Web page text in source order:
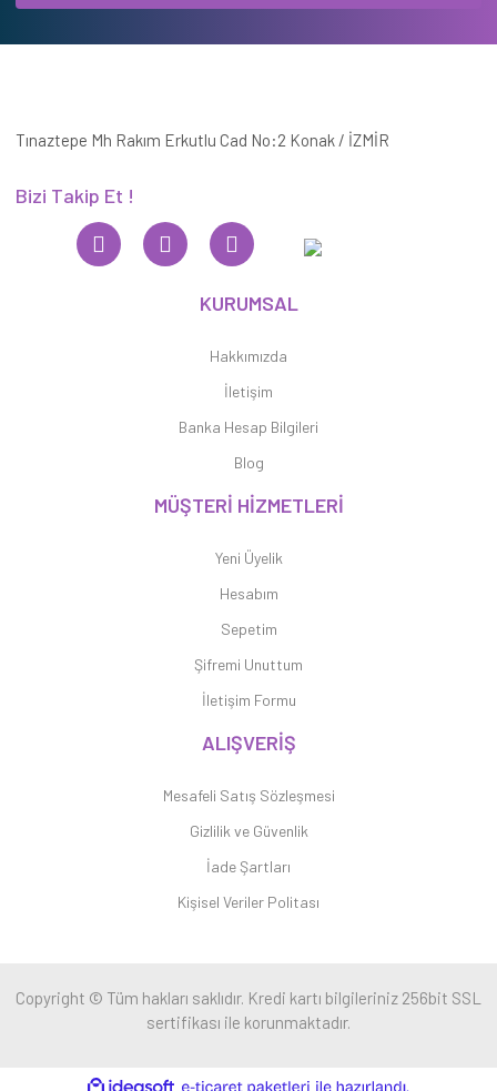
Tınaztepe Mh Rakım Erkutlu Cad No:2 Konak / İZMİR
Bizi Takip Et !
KURUMSAL
Hakkımızda
İletişim
Banka Hesap Bilgileri
Blog
MÜŞTERİ HİZMETLERİ
Yeni Üyelik
Hesabım
Sepetim
Şifremi Unuttum
İletişim Formu
ALIŞVERİŞ
Mesafeli Satış Sözleşmesi
Gizlilik ve Güvenlik
İade Şartları
Kişisel Veriler Politası
Copyright © Tüm hakları saklıdır. Kredi kartı bilgileriniz 256bit SSL
sertifikası ile korunmaktadır.
ideasoft e-